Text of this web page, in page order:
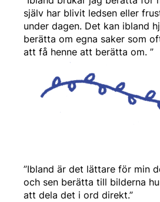
själv har blivit ledsen eller
under dagen. Det kan ibland
berätta om egna saker som
att få henne att berätta om. ”
”Ibland är det lättare för min
och sen berätta till bilderna
att dela det i ord direkt.”